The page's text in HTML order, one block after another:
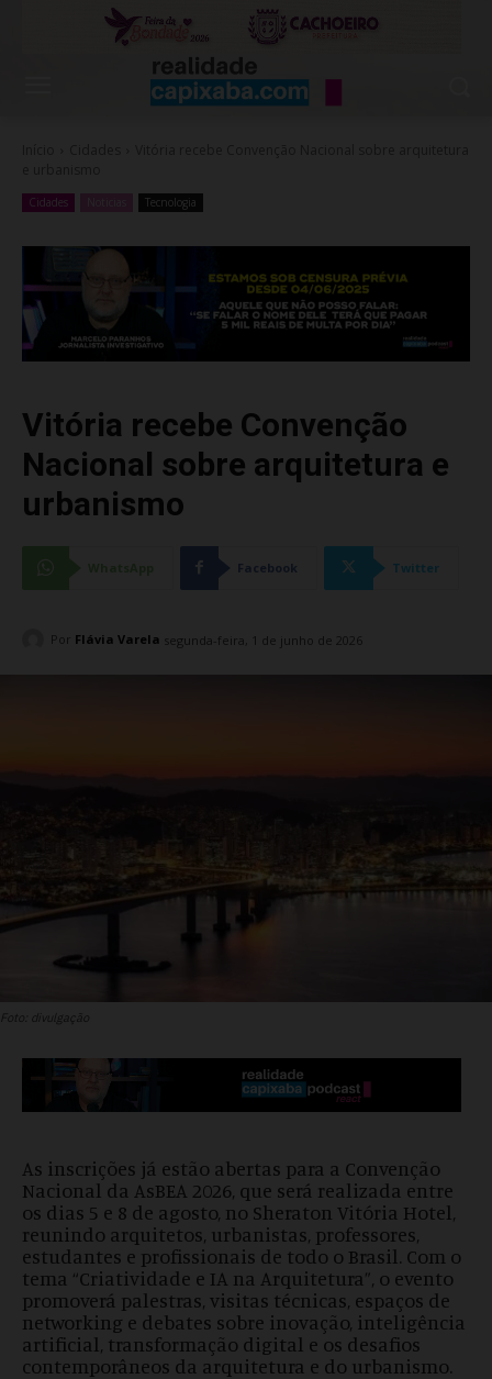
Cidades Tecnologia
Vitória recebe Convenção
Nacional sobre arquitetura e
urbanismo
Facebook Twitter
Por Flávia Varela segunda-feira, 1 de junho de 2026
Foto: divulgação
As inscrições já estão abertas para a Convenção
Nacional da AsBEA 2026, que será realizada entre
os dias 5 e 8 de agosto, no Sheraton Vitória Hotel,
reunindo arquitetos, urbanistas, professores,
estudantes e profissionais de todo o Brasil. Com o
tema “Criatividade e IA na Arquitetura”, o evento
promoverá palestras, visitas técnicas, espaços de
networking e debates sobre inovação, inteligência
artificial, transformação digital e os desafios
contemporâneos da arquitetura e do urbanismo.